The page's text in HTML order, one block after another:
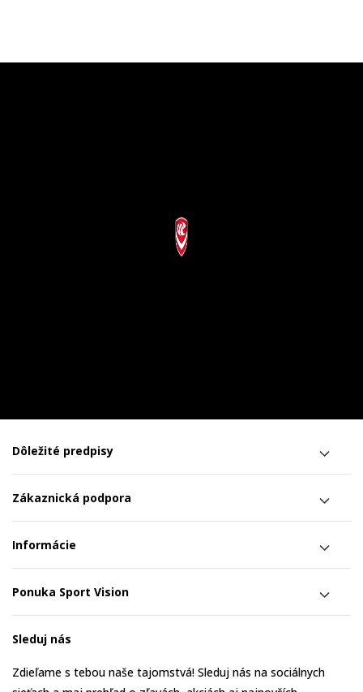
Dôležité predpisy
Zákaznická podpora
Informácie
Ponuka Sport Vision
Sleduj nás
Zdieľame s tebou naše tajomstvá! Sleduj nás na sociálnych